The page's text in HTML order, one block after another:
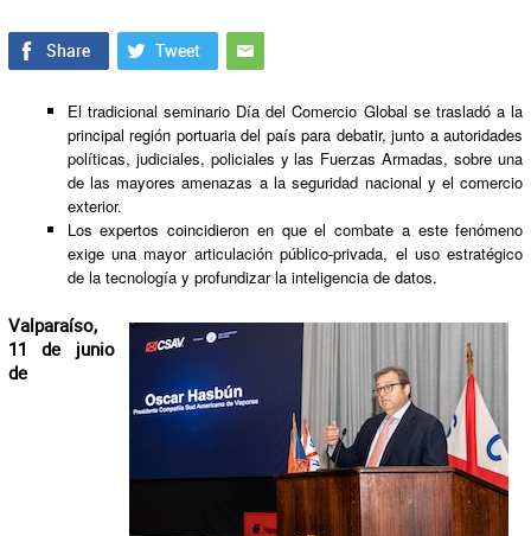
El tradicional seminario Día del Comercio Global se trasladó a la
principal región portuaria del país para debatir, junto a autoridades
políticas, judiciales, policiales y las Fuerzas Armadas, sobre una
de las mayores amenazas a la seguridad nacional y el comercio
exterior.
Los expertos coincidieron en que el combate a este fenómeno
exige una mayor articulación público-privada, el uso estratégico
de la tecnología y profundizar la inteligencia de datos.
Valparaíso,
11 de junio
de